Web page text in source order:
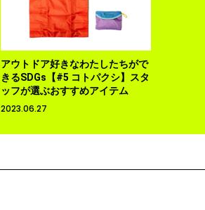
アウトドア好きなわたしたちがで
きるSDGs【#5 コトパクシ】スタ
ッフが選ぶおすすめアイテム
2023.06.27